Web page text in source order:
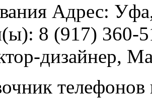
Адрес:
8 (917) 360-
дизайнер,